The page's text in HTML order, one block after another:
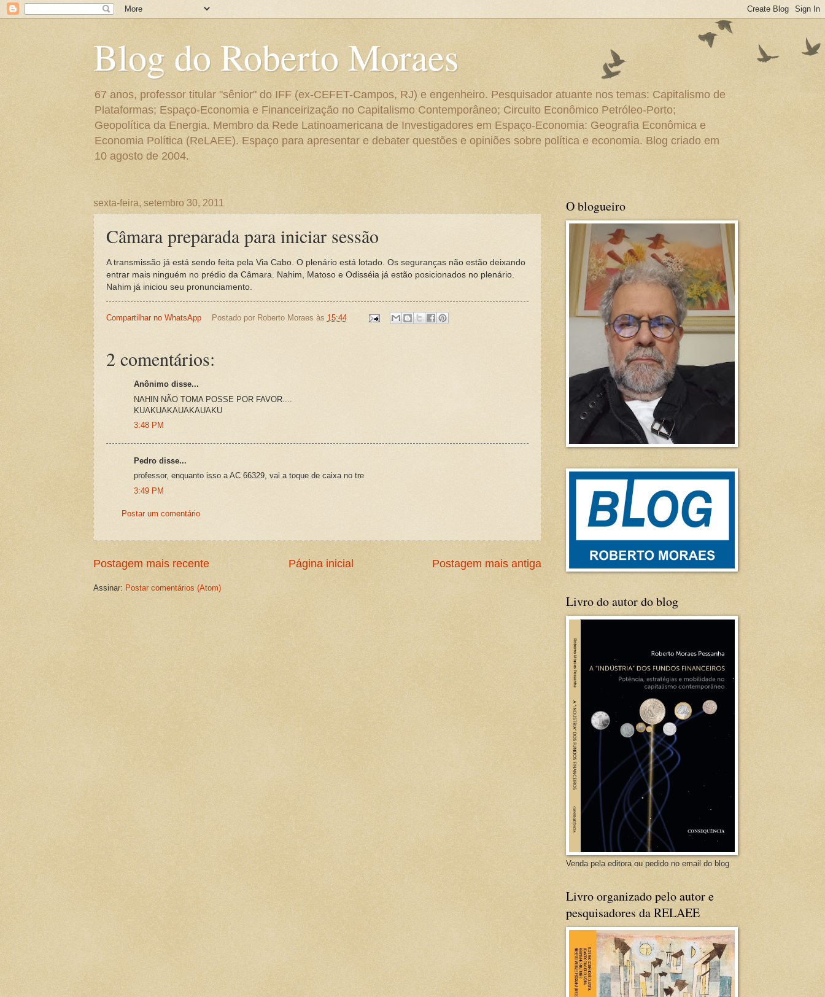
Blog do Roberto Moraes
67 anos, professor titular "sênior" do IFF (ex-CEFET-Campos, RJ) e engenheiro. Pesquisador atuante nos temas: Capitalismo de
Plataformas; Espaço-Economia e Financeirização no Capitalismo Contemporâneo; Circuito Econômico Petróleo-Porto;
Geopolítica da Energia. Membro da Rede Latinoamericana de Investigadores em Espaço-Economia: Geografia Econômica e
Economia Política (ReLAEE). Espaço para apresentar e debater questões e opiniões sobre política e economia. Blog criado em
10 agosto de 2004.
sexta-feira, setembro 30, 2011
Câmara preparada para iniciar sessão
A transmissão já está sendo feita pela Via Cabo. O plenário está lotado. Os seguranças não estão deixando
entrar mais ninguém no prédio da Câmara. Nahim, Matoso e Odisséia já estão posicionados no plenário.
Nahim já iniciou seu pronunciamento.
Compartilhar no WhatsApp Postado por Roberto Moraes às 15:44
2 comentários:
Anônimo disse...
NAHIN NÃO TOMA POSSE POR FAVOR....
KUAKUAKAUAKAUAKU
3:48 PM
Pedro disse...
professor, enquanto isso a AC 66329, vai a toque de caixa no tre
3:49 PM
Postar um comentário
Postagem mais recente Postagem mais antiga
Página inicial
Assinar: Postar comentários (Atom)
O blogueiro
Livro do autor do blog
Venda pela editora ou pedido no email do blog
Livro organizado pelo autor e
pesquisadores da RELAEE